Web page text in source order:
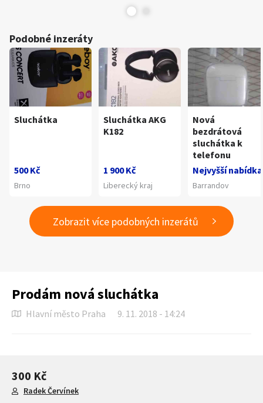
Podobné inzeráty
Sluchátka
500 Kč
Brno
Sluchátka AKG
K182
1 900 Kč
Liberecký kraj
Nová
bezdrátová
sluchátka k
telefonu
Nejvyšší nabídka
Barrandov
Zobrazit více podobných inzerátů
Prodám nová sluchátka
Hlavní město Praha 9. 11. 2018 - 14:24
300 Kč
Radek Červínek